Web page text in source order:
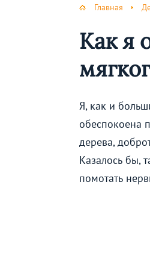
Главная
Как я
Я, как и
обеспокоена
дерева,
Казалось бы,
помотать